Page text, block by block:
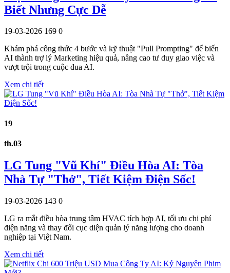
Biết Nhưng Cực Dễ
19-03-2026 169 0
Khám phá công thức 4 bước và kỹ thuật "Pull Prompting" để biến
AI thành trợ lý Marketing hiệu quả, nâng cao tư duy giao việc và
vượt trội trong cuộc đua AI.
Xem chi tiết
19
th.03
LG Tung "Vũ Khí" Điều Hòa AI: Tòa
Nhà Tự "Thở", Tiết Kiệm Điện Sốc!
19-03-2026 143 0
LG ra mắt điều hòa trung tâm HVAC tích hợp AI, tối ưu chi phí
điện năng và thay đổi cục diện quản lý năng lượng cho doanh
nghiệp tại Việt Nam.
Xem chi tiết